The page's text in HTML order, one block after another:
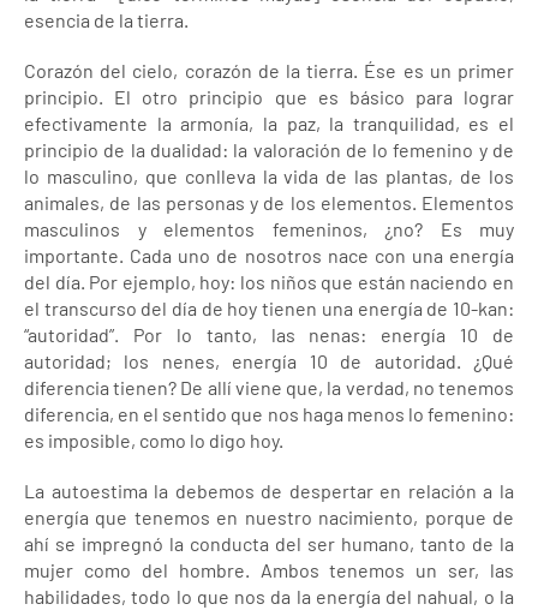
esencia de la tierra.
Corazón del cielo, corazón de la tierra. Ése es un primer
principio. El otro principio que es básico para lograr
efectivamente la armonía, la paz, la tranquilidad, es el
principio de la dualidad: la valoración de lo femenino y de
lo masculino, que conlleva la vida de las plantas, de los
animales, de las personas y de los elementos. Elementos
masculinos y elementos femeninos, ¿no? Es muy
importante. Cada uno de nosotros nace con una energía
del día. Por ejemplo, hoy: los niños que están naciendo en
el transcurso del día de hoy tienen una energía de 10-kan:
“autoridad”. Por lo tanto, las nenas: energía 10 de
autoridad; los nenes, energía 10 de autoridad. ¿Qué
diferencia tienen? De allí viene que, la verdad, no tenemos
diferencia, en el sentido que nos haga menos lo femenino:
es imposible, como lo digo hoy.
La autoestima la debemos de despertar en relación a la
energía que tenemos en nuestro nacimiento, porque de
ahí se impregnó la conducta del ser humano, tanto de la
mujer como del hombre. Ambos tenemos un ser, las
habilidades, todo lo que nos da la energía del nahual, o la